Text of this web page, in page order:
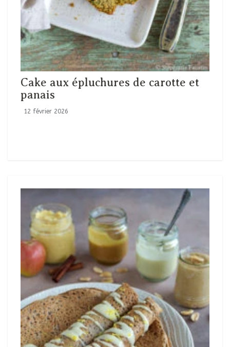
Cake aux épluchures de carotte et
panais
12 février 2026